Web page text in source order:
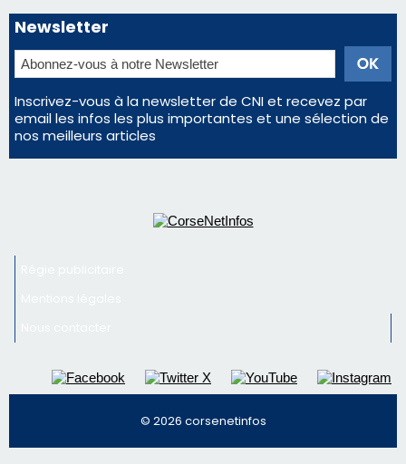
Éclipse du 12 août : la Corse aux premières loges
d'un spectacle qui ne reviendra pas avant 2081
En Corse, un début de saison marqué par une
consommation en recul dans les restaurants
La gendarmerie alerte les restaurateurs corses
face à une nouvelle escroquerie au faux vendeur de
vin
nos meilleurs articles